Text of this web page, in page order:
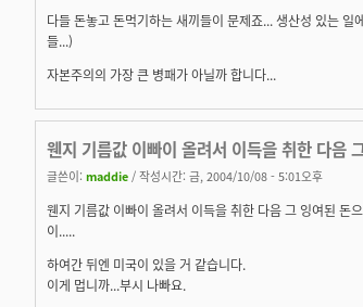
다들 돈놓고 돈먹기하는 새끼들이 문제죠... 생산성 있는
들...)
자본주의의 가장 큰 병패가 아닐까 합니다...
웬지 기름값 이빠이 올려서 이득을 취한 다음
글쓴이: maddie / 작성시간: 금, 2004/10/08 - 5:01오후
웬지 기름값 이빠이 올려서 이득을 취한 다음 그 잉여된 돈
이.....
하여간 뒤엔 미국이 있을 거 같습니다.
이게 멉니까...부시 나빠요.